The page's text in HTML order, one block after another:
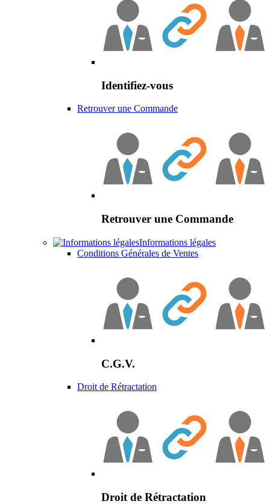
Identifiez-vous
Retrouver une Commande
Retrouver une Commande
Informations légales
Conditions Générales de Ventes
C.G.V.
Droit de Rétractation
Droit de Rétractation